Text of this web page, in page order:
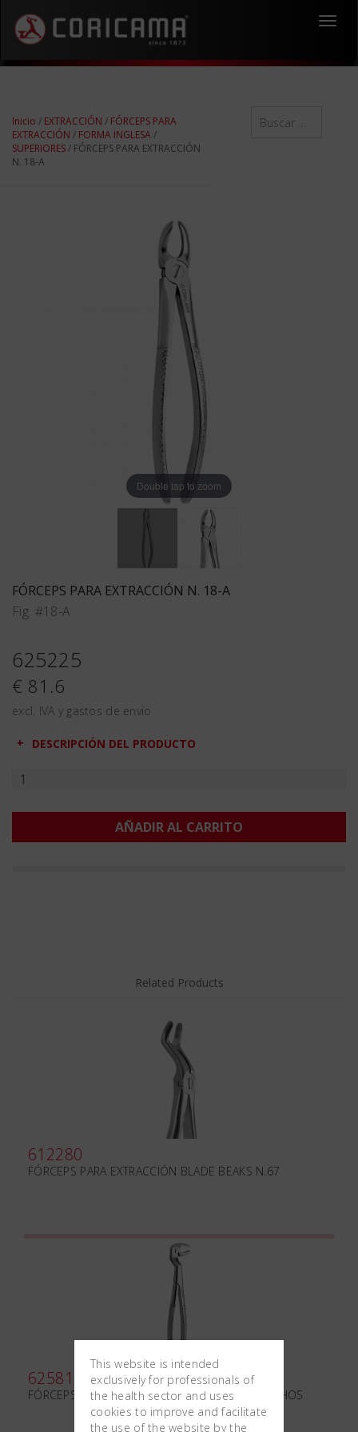
Inicio / EXTRACCIÓN / FÓRCEPS PARA
EXTRACCIÓN / FORMA INGLESA/
SUPERIORES/ FÓRCEPS PARA EXTRACCIÓN
N. 18-A
Double tap to zoom
FÓRCEPS PARA EXTRACCIÓN N. 18-A
Fig. #18-A
625225
€ 81.6
excl. IVA y gastos de envío
DESCRIPCIÓN DEL PRODUCTO
AÑADIR AL CARRITO
Related Products
612280
FÓRCEPS PARA EXTRACCIÓN BLADE BEAKS N.67
625815
FÓRCEPS PARA EXTRACCIÓN ROUTURIER DERECHOS
This website is intended
exclusively for professionals of
the health sector and uses
cookies to improve and facilitate
the use of the website by the